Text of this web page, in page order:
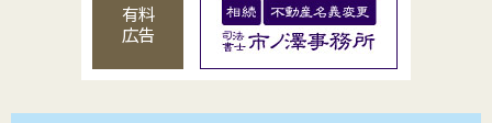
有料
広告